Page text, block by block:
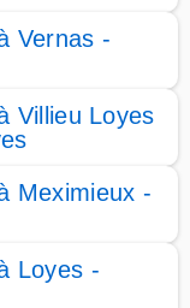
Vernas -
Villieu Loyes
Meximieux -
Loyes -